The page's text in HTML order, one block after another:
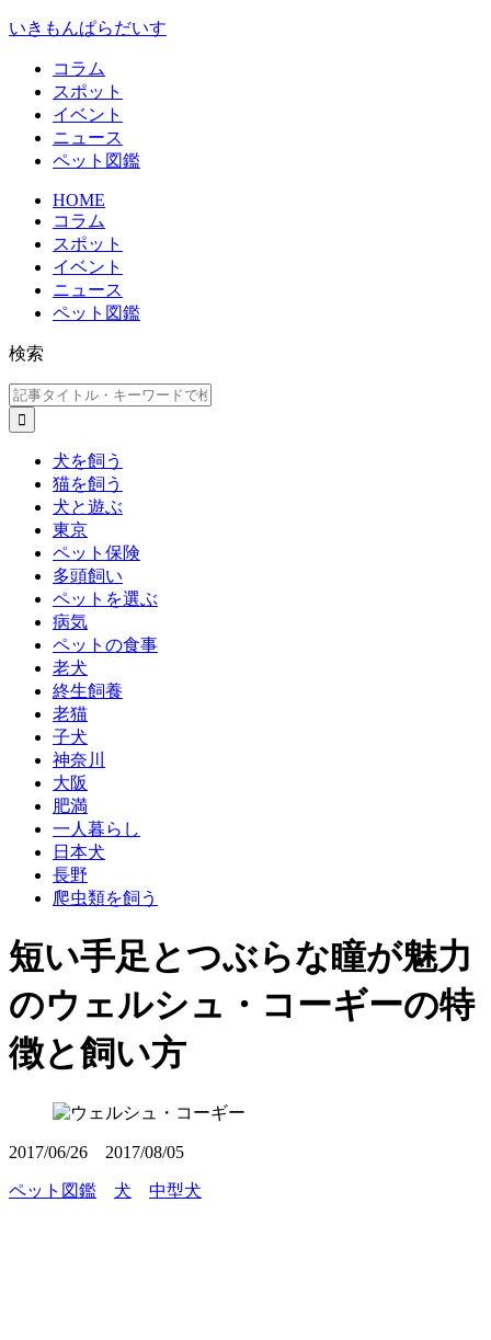
いきもんぱらだいす
コラム
スポット
イベント
ニュース
ペット図鑑
HOME
コラム
スポット
イベント
ニュース
ペット図鑑
検索
犬を飼う
猫を飼う
犬と遊ぶ
東京
ペット保険
多頭飼い
ペットを選ぶ
病気
ペットの食事
老犬
終生飼養
老猫
子犬
神奈川
大阪
肥満
一人暮らし
日本犬
長野
爬虫類を飼う
短い手足とつぶらな瞳が魅力
のウェルシュ・コーギーの特
徴と飼い方
2017/06/26 2017/08/05
ペット図鑑 犬 中型犬